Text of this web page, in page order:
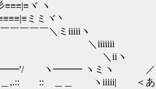
ヾ ヽ
ミミヾ丶
￣￣＼ミiiiiiヽ
＼iiiiiiiゞ
＼iiヽ
━━━ ヽミヽ ／￣￣
:: ＿＿ ヽiiiii| ＜あーや